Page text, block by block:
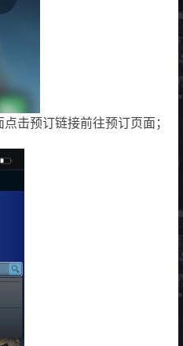
点击预订链接前往预订页面；